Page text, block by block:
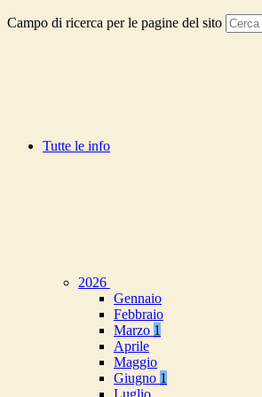
Campo di ricerca per le pagine del sito
Tutte le info
2026
Gennaio
Febbraio
Marzo 1
Aprile
Maggio
Giugno 1